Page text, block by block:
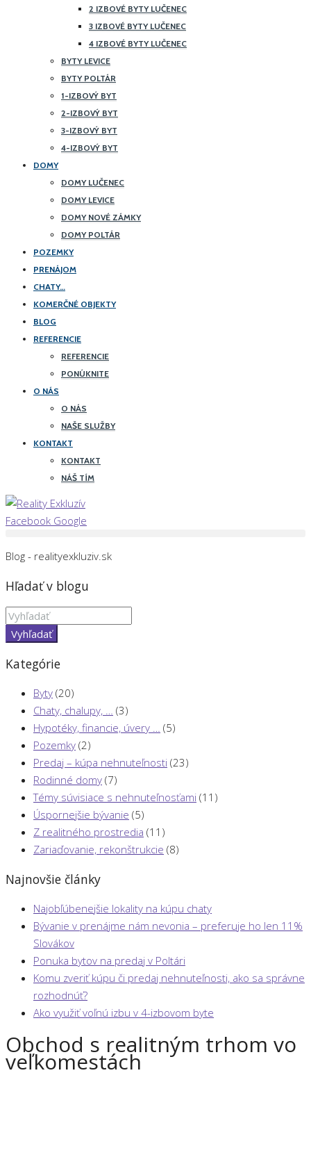
2 IZBOVÉ BYTY LUČENEC
3 IZBOVÉ BYTY LUČENEC
4 IZBOVÉ BYTY LUČENEC
BYTY LEVICE
BYTY POLTÁR
1-IZBOVÝ BYT
2-IZBOVÝ BYT
3-IZBOVÝ BYT
4-IZBOVÝ BYT
DOMY
DOMY LUČENEC
DOMY LEVICE
DOMY NOVÉ ZÁMKY
DOMY POLTÁR
POZEMKY
PRENÁJOM
CHATY…
KOMERČNÉ OBJEKTY
BLOG
REFERENCIE
REFERENCIE
PONÚKNITE
O NÁS
O NÁS
NAŠE SLUŽBY
KONTAKT
KONTAKT
NÁŠ TÍM
Facebook Google
Blog - realityexkluziv.sk
Hľadať v blogu
Vyhľadať
Kategórie
Byty (20)
Chaty, chalupy, … (3)
Hypotéky, financie, úvery … (5)
Pozemky (2)
Predaj – kúpa nehnuteľnosti (23)
Rodinné domy (7)
Témy súvisiace s nehnuteľnosťami (11)
Úspornejšie bývanie (5)
Z realitného prostredia (11)
Zariaďovanie, rekonštrukcie (8)
Najnovšie články
Najobľúbenejšie lokality na kúpu chaty
Bývanie v prenájme nám nevonia – preferuje ho len 11%
Slovákov
Ponuka bytov na predaj v Poltári
Komu zveriť kúpu či predaj nehnuteľnosti, ako sa správne
rozhodnúť?
Ako využiť voľnú izbu v 4-izbovom byte
Obchod s realitným trhom vo
veľkomestách